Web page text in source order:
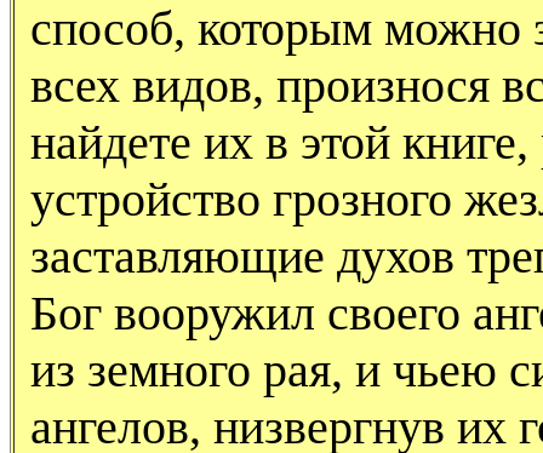
способ, которым можно
всех видов, произнося
найдете их в этой
устройство грозного
заставляющие духов
Бог вооружил своего
из земного рая, и чьею
ангелов, низвергнув